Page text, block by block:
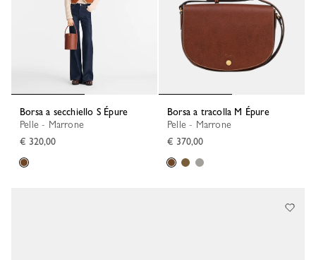
Borsa a secchiello S Épure
Pelle - Marrone
€ 320,00
Borsa a tracolla M Épure
Pelle - Marrone
€ 370,00